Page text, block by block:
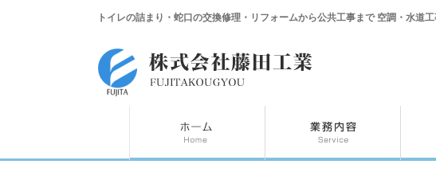
トイレの詰まり・蛇口の交換修理・リフォームから公共工事まで 空調・水道